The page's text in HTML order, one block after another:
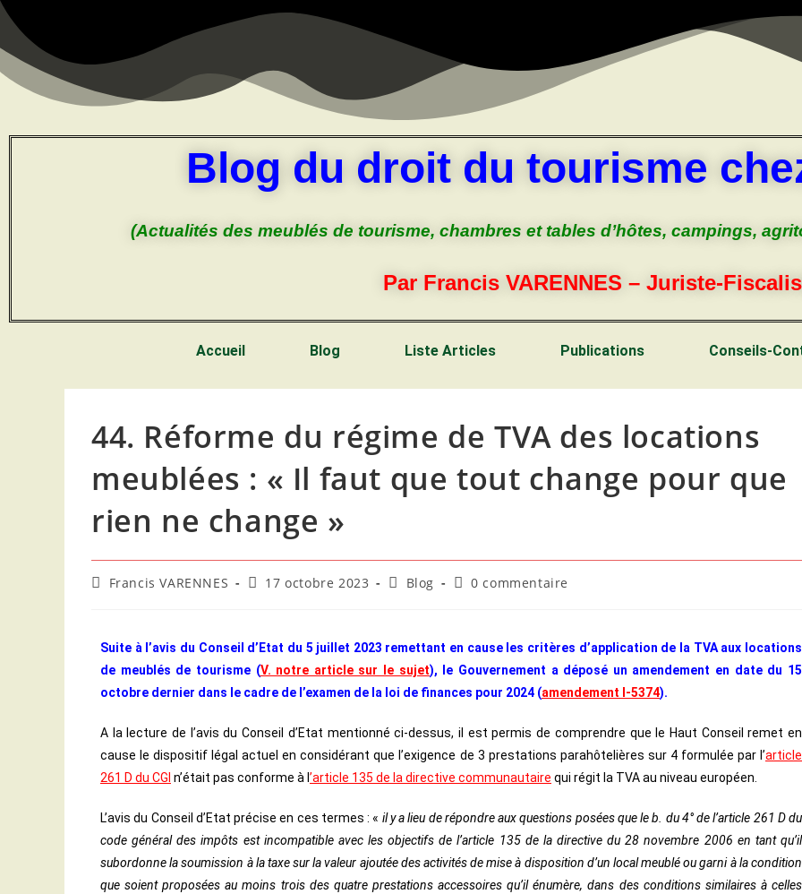
Blog du droit du tourisme
(Actualités des meublés de tourisme, chambres et tables d’hôtes, campings,
Par Francis VARENNES – Juriste-
Accueil Blog Liste Articles Publications Conseils-
44. Réforme du régime de TVA des locations
meublées : « Il faut que tout change pour que
rien ne change »
Francis VARENNES 17 octobre 2023 Blog 0 commentaire
Suite à l’avis du Conseil d’Etat du 5 juillet 2023 remettant en cause les critères d’application de la TVA aux locations
de meublés de tourisme (V. notre article sur le sujet), le Gouvernement a déposé un amendement en date du 15
octobre dernier dans le cadre de l’examen de la loi de finances pour 2024 (amendement I-5374).
A la lecture de l’avis du Conseil d’Etat mentionné ci-dessus, il est permis de comprendre que le Haut Conseil remet en
cause le dispositif légal actuel en considérant que l’exigence de 3 prestations parahôtelières sur 4 formulée par l’article
261 D du CGI n’était pas conforme à l ’article 135 de la directive communautaire qui régit la TVA au niveau européen.
L’avis du Conseil d’Etat précise en ces termes : « il y a lieu de répondre aux questions posées que le b. du 4° de l’article 261 D du
code général des impôts est incompatible avec les objectifs de l’article 135 de la directive du 28 novembre 2006 en tant qu’il
subordonne la soumission à la taxe sur la valeur ajoutée des activités de mise à disposition d’un local meublé ou garni à la condition
que soient proposées au moins trois des quatre prestations accessoires qu’il énumère, dans des conditions similaires à celles